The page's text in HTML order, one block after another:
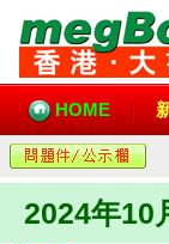
HOME
2024年10